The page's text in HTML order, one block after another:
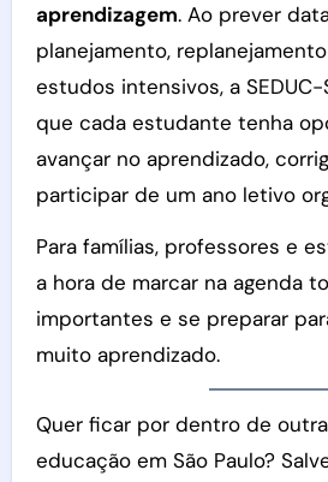
aprendizagem. Ao prever
planejamento,
estudos intensivos, a
que cada estudante tenha
avançar no aprendizado,
participar de um ano letivo
Para famílias, professores e
a hora de marcar na agenda
importantes e se preparar
muito aprendizado.
Quer ficar por dentro de
educação em São Paulo?